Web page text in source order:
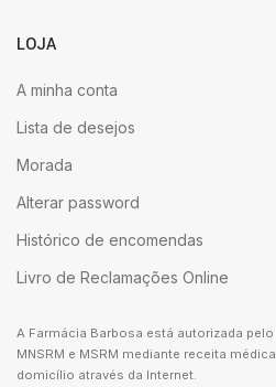
LOJA
A minha conta
Lista de desejos
Morada
Alterar password
Histórico de encomendas
Livro de Reclamações Online
A Farmácia Barbosa está autorizada
MNSRM e MSRM mediante receita
domicílio através da Internet.